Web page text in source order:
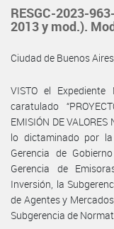
RESGC-2023-
2013 y mod.).
Ciudad de Buenos
VISTO el Expediente
caratulado
EMISIÓN DE VALORES
lo dictaminado por la
Gerencia de
Gerencia de
Inversión, la
de Agentes y
Subgerencia de